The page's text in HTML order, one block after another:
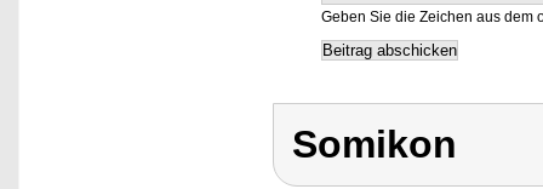
Geben Sie die Zeichen aus dem
Somikon